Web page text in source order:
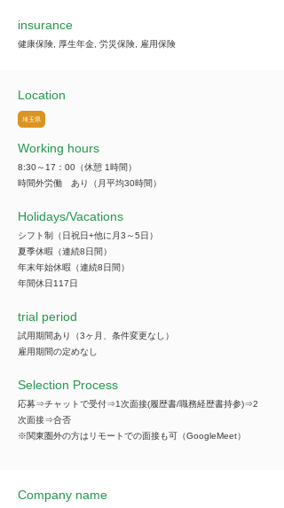
insurance
健康保険, 厚生年金, 労災保険, 雇用保険
Location
埼玉県
Working hours
8:30～17：00（休憩 1時間）
時間外労働 あり（月平均30時間）
​Holidays/Vacations
シフト制（日祝日+他に月3～5日）
夏季休暇（連続8日間）
年末年始休暇（連続8日間）
年間休日117日
trial period
試用期間あり（3ヶ月、条件変更なし）
雇用期間の定めなし
Selection Process
応募⇒チャットで受付⇒1次面接(履歴書/職務経歴書持参)⇒2
次面接⇒合否
※関東圏外の方はリモートでの面接も可（GoogleMeet）
Company name